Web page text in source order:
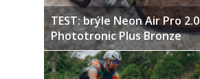
TEST: brýle Neon Air Pro 2.0
Phototronic Plus Bronze